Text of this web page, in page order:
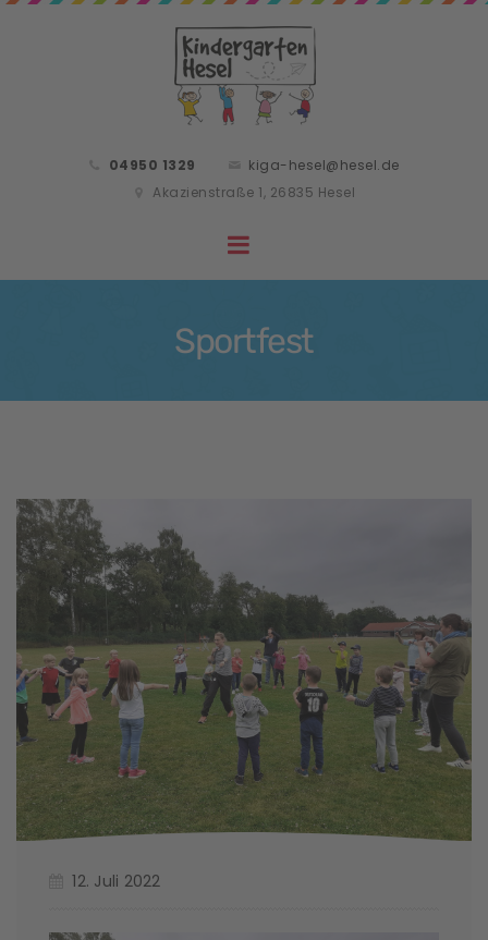
04950 1329
kiga-hesel@hesel.de
Akazienstraße 1, 26835 Hesel
Sportfest
12. Juli 2022